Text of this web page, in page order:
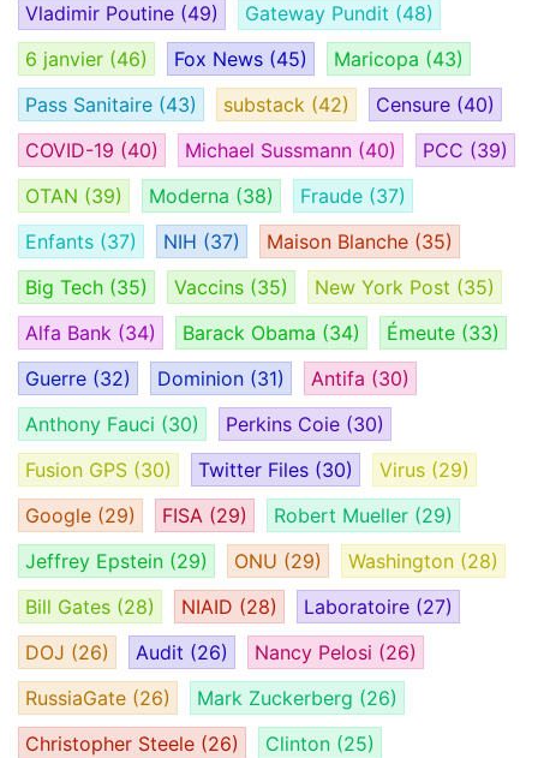
Vladimir Poutine (49) Gateway Pundit (48)
6 janvier (46) Fox News (45) Maricopa (43)
Pass Sanitaire (43) substack (42) Censure (40)
COVID-19 (40) Michael Sussmann (40) PCC (39)
OTAN (39) Moderna (38) Fraude (37)
Enfants (37) NIH (37) Maison Blanche (35)
Big Tech (35) Vaccins (35) New York Post (35)
Alfa Bank (34) Barack Obama (34) Émeute (33)
Guerre (32) Dominion (31) Antifa (30)
Anthony Fauci (30) Perkins Coie (30)
Fusion GPS (30) Twitter Files (30) Virus (29)
Google (29) FISA (29) Robert Mueller (29)
Jeffrey Epstein (29) ONU (29) Washington (28)
Bill Gates (28) NIAID (28) Laboratoire (27)
DOJ (26) Audit (26) Nancy Pelosi (26)
RussiaGate (26) Mark Zuckerberg (26)
Christopher Steele (26) Clinton (25)